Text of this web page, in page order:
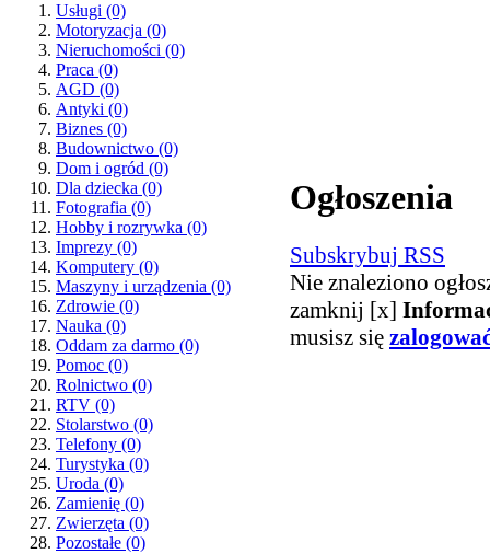
Usługi (0)
Motoryzacja (0)
Nieruchomości (0)
Praca (0)
AGD (0)
Antyki (0)
Biznes (0)
Budownictwo (0)
Dom i ogród (0)
Dla dziecka (0)
Fotografia (0)
Hobby i rozrywka (0)
Imprezy (0)
Komputery (0)
Maszyny i urządzenia (0)
Zdrowie (0)
Nauka (0)
Oddam za darmo (0)
Pomoc (0)
Rolnictwo (0)
RTV (0)
Stolarstwo (0)
Telefony (0)
Turystyka (0)
Uroda (0)
Zamienię (0)
Zwierzęta (0)
Pozostałe (0)
Ogłoszenia
Subskrybuj RSS
Nie znaleziono
zamknij [x]
musisz się